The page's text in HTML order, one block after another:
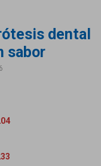
dental
sabor